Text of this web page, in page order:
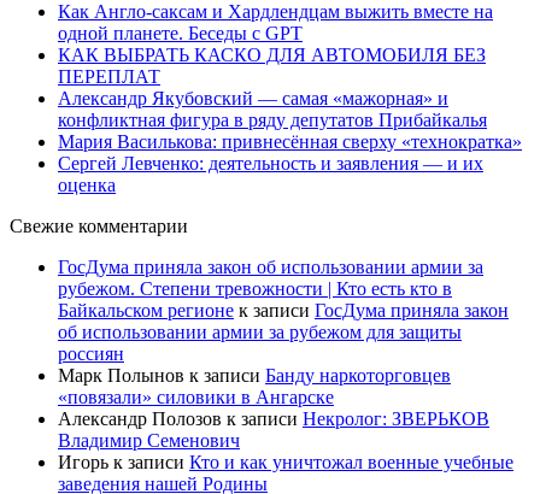
Как Англо-саксам и Хардлендцам выжить вместе на
одной планете. Беседы с GPT
КАК ВЫБРАТЬ КАСКО ДЛЯ АВТОМОБИЛЯ БЕЗ
ПЕРЕПЛАТ
Александр Якубовский — самая «мажорная» и
конфликтная фигура в ряду депутатов Прибайкалья
Мария Василькова: привнесённая сверху «технократка»
Сергей Левченко: деятельность и заявления — и их
оценка
Свежие комментарии
ГосДума приняла закон об использовании армии за
рубежом. Степени тревожности | Кто есть кто в
Байкальском регионе к записи ГосДума приняла закон
об использовании армии за рубежом для защиты
россиян
Марк Полынов к записи Банду наркоторговцев
«повязали» силовики в Ангарске
Александр Полозов к записи Некролог: ЗВЕРЬКОВ
Владимир Семенович
Игорь к записи Кто и как уничтожал военные учебные
заведения нашей Родины